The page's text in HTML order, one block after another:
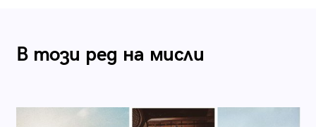
В този ред на мисли